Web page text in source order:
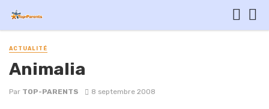
ACTUALITÉ
Animalia
Par TOP-PARENTS 8 septembre 2008